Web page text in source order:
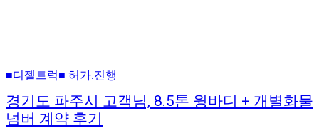
■디젤트럭■ 허가.진행
경기도 파주시 고객님, 8.5톤 윙바디 + 개별화물
넘버 계약 후기